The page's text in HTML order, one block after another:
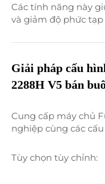
Các tính năng này
và giảm độ phức
Giải pháp cấu
2288H V5 bán
Cung cấp máy chủ
nghiệp cùng các
Tùy chọn tùy chỉnh: